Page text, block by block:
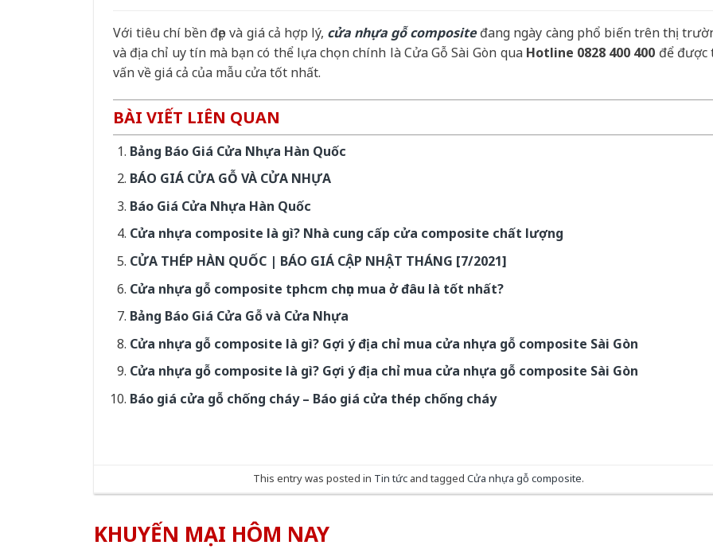
Với tiêu chí bền đẹp và giá cả hợp lý, cửa nhựa gỗ compositeđang ngày càng phổ biến trên thị
và địa chỉ uy tín mà bạn có thể lựa chọn chính là Cửa Gỗ Sài Gòn qua Hotline 0828 400 400 để được
vấn về giá cả của mẫu cửa tốt nhất.
BÀI VIẾT LIÊN QUAN
Bảng Báo Giá Cửa Nhựa Hàn Quốc
BÁO GIÁ CỬA GỖ VÀ CỬA NHỰA
Báo Giá Cửa Nhựa Hàn Quốc
Cửa nhựa composite là gì? Nhà cung cấp cửa composite chất lượng
CỬA THÉP HÀN QUỐC | BÁO GIÁ CẬP NHẬT THÁNG [7/2021]
Cửa nhựa gỗ composite tphcm chọn mua ở đâu là tốt nhất?
Bảng Báo Giá Cửa Gỗ và Cửa Nhựa
Cửa nhựa gỗ composite là gì? Gợi ý địa chỉ mua cửa nhựa gỗ composite Sài Gòn
Cửa nhựa gỗ composite là gì? Gợi ý địa chỉ mua cửa nhựa gỗ composite Sài Gòn
Báo giá cửa gỗ chống cháy – Báo giá cửa thép chống cháy
This entry was posted in Tin tức and tagged Cửa nhựa gỗ composite.
KHUYẾN MẠI HÔM NAY